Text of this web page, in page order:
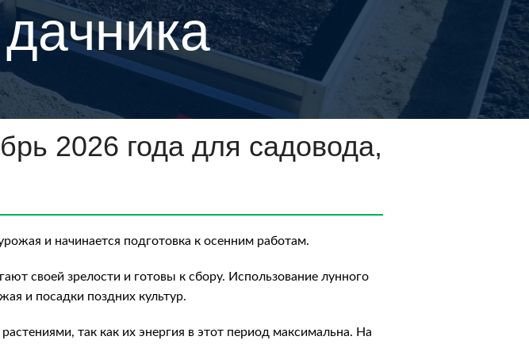
2026 года для садовода,
и начинается подготовка к осенним работам.
своей зрелости и готовы к сбору. Использование лунного
и посадки поздних культур.
так как их энергия в этот период максимальна. На